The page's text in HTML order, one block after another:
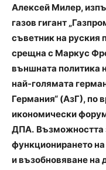
Алексей Милер,
газов гигант
съветник на руския
срещна с Маркус
външната политика
най-голямата
Германия“ (AзГ), по
икономически
ДПА. Възможността
функционирането на
и възобновяване на